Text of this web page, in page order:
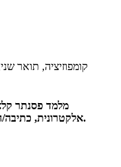
קומפוזיציה, תואר
מלמד פסנתר
אלקטרונית, כתיבה/הלחנה ועיבוד, גיטרה חשמלית ובס ותיאוריה.